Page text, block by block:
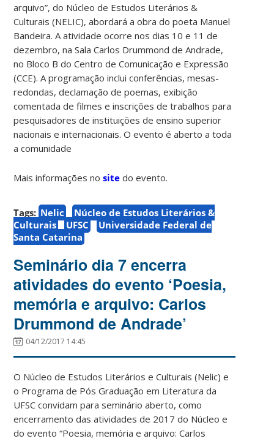
arquivo”, do Núcleo de Estudos Literários &
Culturais (NELIC), abordará a obra do poeta Manuel
Bandeira. A atividade ocorre nos dias 10 e 11 de
dezembro, na Sala Carlos Drummond de Andrade,
no Bloco B do Centro de Comunicação e Expressão
(CCE). A programação inclui conferências, mesas-
redondas, declamação de poemas, exibição
comentada de filmes e inscrições de trabalhos para
pesquisadores de instituições de ensino superior
nacionais e internacionais. O evento é aberto a toda
a comunidade
Mais informações nosite do evento.
Tags: Nelic
Núcleo de Estudos Literários &
Culturais
UFSC
Universidade Federal de
Santa Catarina
Seminário dia 7 encerra
atividades do evento ‘Poesia,
memória e arquivo: Carlos
Drummond de Andrade’
04/12/2017 14:45
O Núcleo de Estudos Literários e Culturais (Nelic) e
o Programa de Pós Graduação em Literatura da
UFSC convidam para seminário aberto, como
encerramento das atividades de 2017 do Núcleo e
do evento “Poesia, memória e arquivo: Carlos